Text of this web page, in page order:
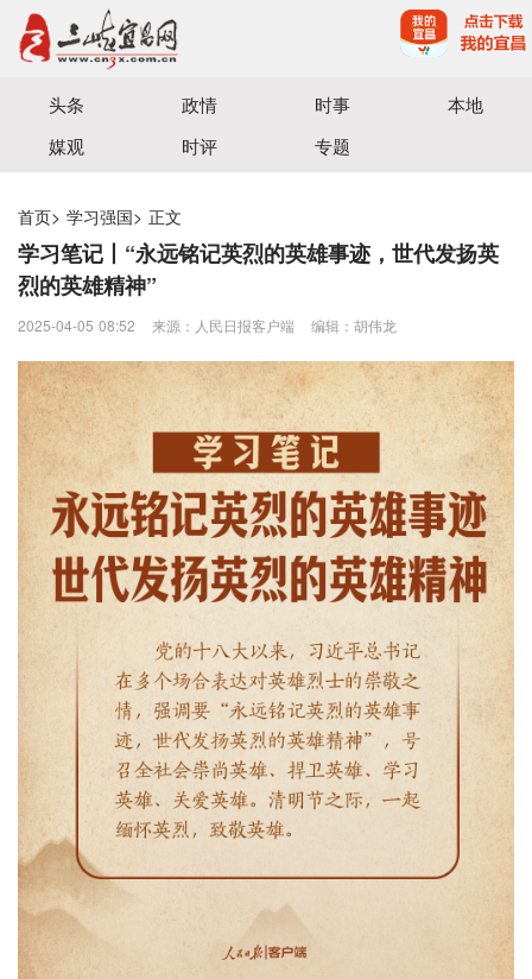
宜昌三峡融媒体中心主办
头条 政情 时事
本地
媒观
时评 专题
首页> 学习强国> 正文
学习笔记丨“永远铭记英烈的英雄事迹，世代发扬英
烈的英雄精神”
2025-04-05 08:52 来源：​人民日报客户端 编辑：胡伟龙